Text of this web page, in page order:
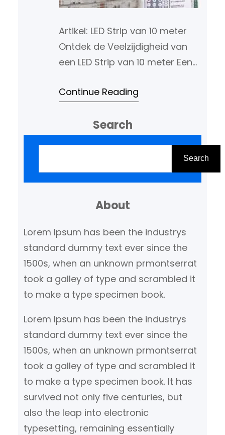
Artikel: LED Strip van 10 meter
Ontdek de Veelzijdigheid van
een LED Strip van 10 meter Een
eindeloze mogelijkheden op het
decoratie. Of je nu je
feestelijke sfeer wilt creëren of
accenten wilt leggen in een
specifieke ruimte, met een LED…
Continue Reading
Search
Search
About
Lorem Ipsum has been the industrys
standard dummy text ever since the
1500s, when an unknown prmontserrat
took a galley of type and scrambled it
to make a type specimen book.
Lorem Ipsum has been the industrys
standard dummy text ever since the
1500s, when an unknown prmontserrat
took a galley of type and scrambled it
to make a type specimen book. It has
survived not only five centuries, but
also the leap into electronic
typesetting, remaining essentially